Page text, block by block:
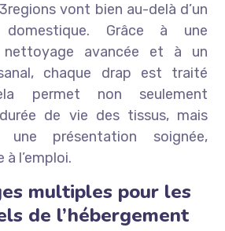
vont bien au-delà d’un
Grâce à une
nettoyage avancée et à un
chaque drap est traité
permet non seulement
de vie des tissus, mais
une présentation soignée,
l’emploi.
multiples pour les
de l’hébergement